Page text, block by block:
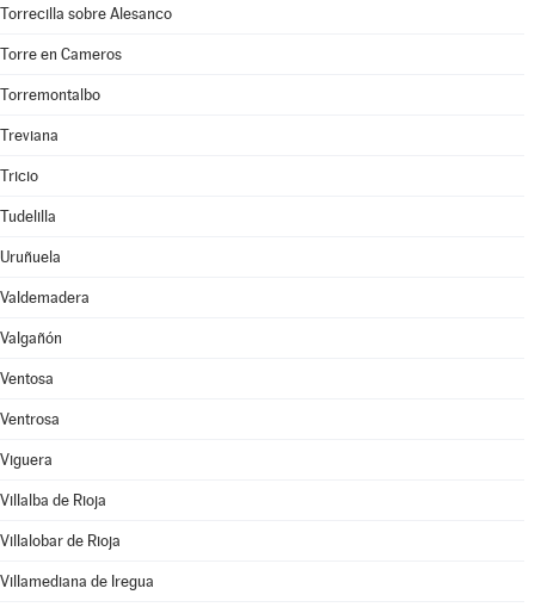
Torrecilla sobre Alesanco
Torre en Cameros
Torremontalbo
Treviana
Tricio
Tudelilla
Uruñuela
Valdemadera
Valgañón
Ventosa
Ventrosa
Viguera
Villalba de Rioja
Villalobar de Rioja
Villamediana de Iregua